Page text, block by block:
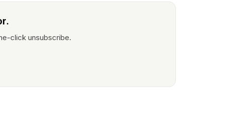
click unsubscribe.